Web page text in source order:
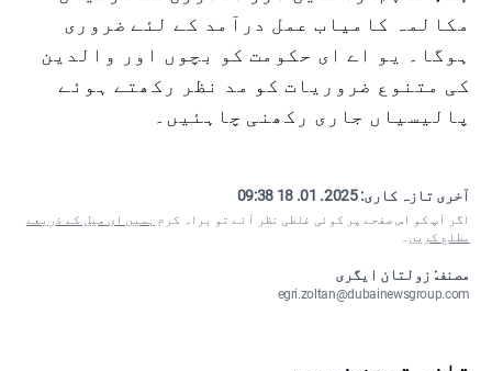
مکالمہ کامیاب عمل درآمد کے لئے ضروری
ہوگا۔ یو اے ای حکومت کو بچوں اور والدین
کی متنوع ضروریات کو مد نظر رکھتے ہوئے
پالیسیاں جاری رکھنی چاہئیں۔
آخری تازہ کاری:2025. 01. 18 09:38
اگر آپ کو اس صفحے پر کوئی غلطی نظر آئے تو براہ کرم ہمیں ای میل کے ذریعے
مطلع کریں ۔
مصنف: زولتان ایگری
egri.zoltan@dubainewsgroup.com